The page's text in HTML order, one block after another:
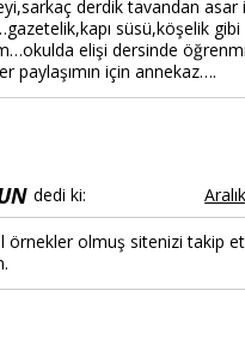
derdik tavandan asar
süsü,köşelik
elişi dersinde
paylaşımın için annekaz….
dedi ki:
örnekler olmuş sitenizi takip